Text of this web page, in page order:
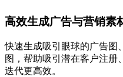
高效生成广告与营销素
快速生成吸引眼球的广告图
图，帮助吸引潜在客户注册
迭代更高效。